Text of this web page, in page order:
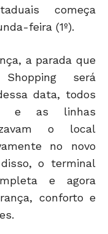
começa
feira (1º).
a parada que
será
data, todos
e as linhas
o local
no novo
o terminal
e agora
conforto e